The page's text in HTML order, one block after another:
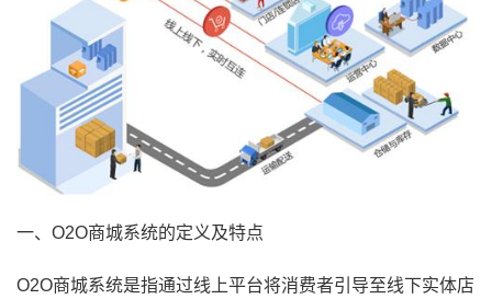
一、O2O商城系统的定义及特点
O2O商城系统是指通过线上平台将消费者引导至线下实体店